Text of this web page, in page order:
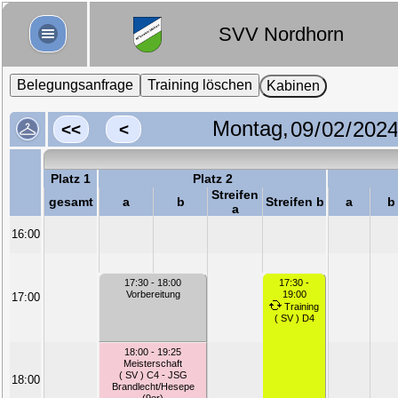
SVV Nordhorn
Belegungsanfrage Training löschen Kabinen
<< < Montag,
Platz 1
Platz 2
gesamt
a b
Streifen
a
Streifen b a b
16:00
17:00
17:30 - 18:00
Vorbereitung
17:30 -
19:00
Training
( SV ) D4
18:00
18:00 - 19:25
Meisterschaft
( SV ) C4 - JSG
Brandlecht/Hesepe